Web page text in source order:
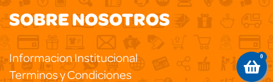
SOBRE NOSOTROS
Informacion Institucional
Terminos y Condiciones
0